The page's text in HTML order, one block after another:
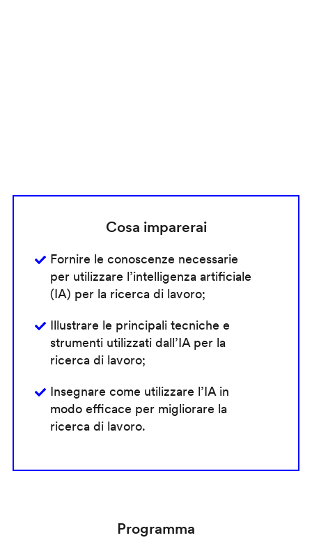
Cosa imparerai
Fornire le conoscenze necessarie
per utilizzare l’intelligenza artificiale
(IA) per la ricerca di lavoro;
Illustrare le principali tecniche e
strumenti utilizzati dall’IA per la
ricerca di lavoro;
Insegnare come utilizzare l’IA in
modo efficace per migliorare la
ricerca di lavoro.
Programma